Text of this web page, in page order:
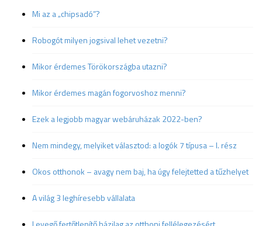
Mi az a „chipsadó”?
Robogót milyen jogsival lehet vezetni?
Mikor érdemes Törökországba utazni?
Mikor érdemes magán fogorvoshoz menni?
Ezek a legjobb magyar webáruházak 2022-ben?
Nem mindegy, melyiket választod: a logók 7 típusa – I. rész
Okos otthonok – avagy nem baj, ha úgy felejtetted a tűzhelyet
A világ 3 leghíresebb vállalata